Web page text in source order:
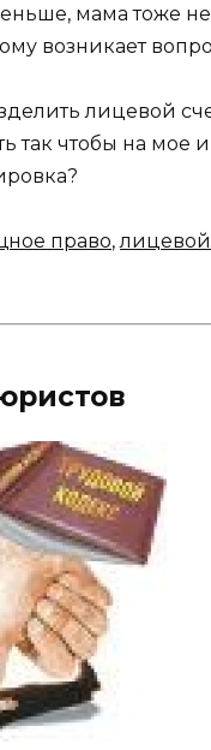
мама тоже не
возникает
лицевой
так чтобы на мое
право,лицевой